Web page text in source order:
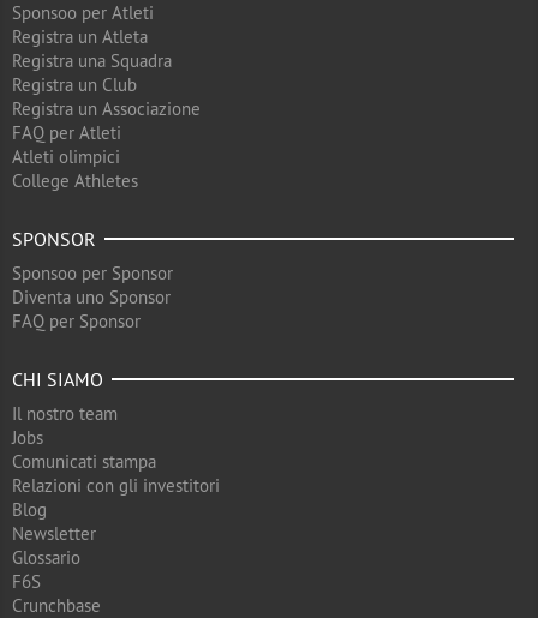
Sponsoo per Atleti
Registra un Atleta
Registra una Squadra
Registra un Club
Registra un Associazione
FAQ per Atleti
Atleti olimpici
College Athletes
SPONSOR
Sponsoo per Sponsor
Diventa uno Sponsor
FAQ per Sponsor
CHI SIAMO
Il nostro team
Jobs
Comunicati stampa
Relazioni con gli investitori
Blog
Newsletter
Glossario
F6S
Crunchbase